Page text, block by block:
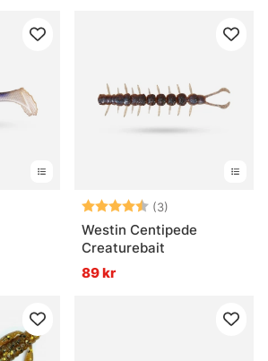
Betyg: (3)
Westin Centipede
Creaturebait
89 kr